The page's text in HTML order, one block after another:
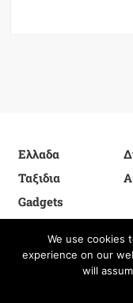
Ελλαδα
Ταξιδια
Gadgets
Proudly powered
We use cookies
experience on our
will